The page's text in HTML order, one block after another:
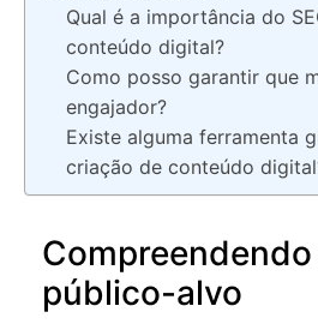
Qual é a importância do
conteúdo digital?
Como posso garantir que
engajador?
Existe alguma ferramenta
criação de conteúdo
Compreendendo
público-alvo